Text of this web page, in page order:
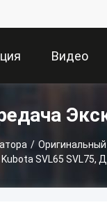
Видео
/
Kubota SVL65